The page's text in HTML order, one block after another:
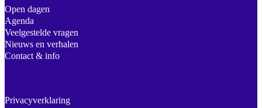
Open dagen
Agenda
Veelgestelde vragen
Nieuws en verhalen
Contact & info
Privacyverklaring